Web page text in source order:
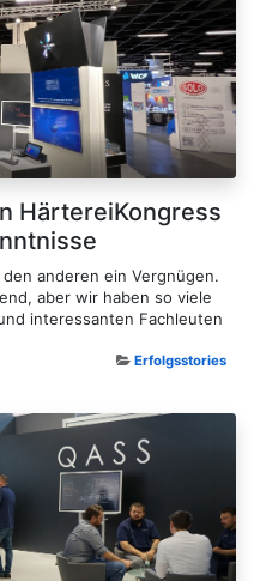
HärtereiKongress
anderen ein Vergnügen.
aber wir haben so viele
interessanten Fachleuten
Erfolgsstories